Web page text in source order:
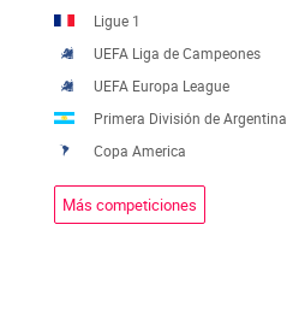
Ligue 1
UEFA Liga de Campeones
UEFA Europa League
Primera División de Argentina
Copa America
Más competiciones